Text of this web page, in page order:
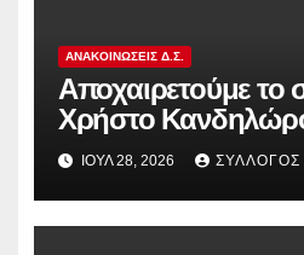
ΑΝΑΚΟΙΝΏΣΕΙΣ Δ.Σ.
Αποχαιρετούμε το
Χρήστο
ΙΟΎΛ 28, 2026